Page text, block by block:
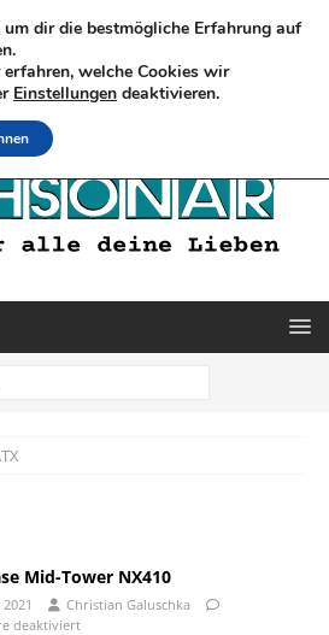
Mid-Tower NX410
Christian Galuschka
deaktiviert
dir die bestmögliche Erfahrung auf
welche Cookies wir
Einstellungen deaktivieren.